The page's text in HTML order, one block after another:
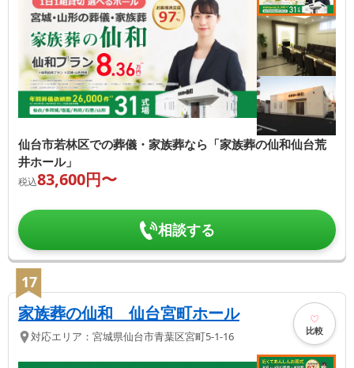
仙台市若林区での葬儀・家族葬なら「家族葬の仙和仙台荒
井ホール」
税込83,600円〜
相談する
17
家族葬の仙和 仙台宮町ホール
対応エリア： 宮城県仙台市青葉区宮町5-1-16 比較